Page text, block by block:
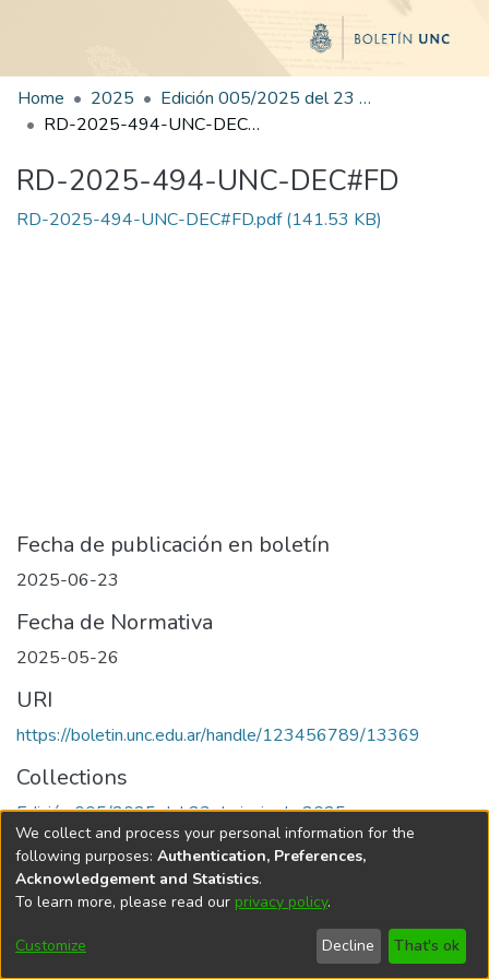
Home 2025
Edición 005/2025 del 23 de junio de 2025
RD-2025-494-UNC-DEC#FD
RD-2025-494-UNC-DEC#FD
RD-2025-494-UNC-DEC#FD.pdf(141.53 KB)
Fecha de publicación en boletín
2025-06-23
Fecha de Normativa
2025-05-26
URI
https://boletin.unc.edu.ar/handle/123456789/13369
Collections
Edición 005/2025 del 23 de junio de 2025
Universidad Nacional de Córdoba
We collect and process your personal information for the
following purposes: Authentication, Preferences,
Acknowledgement and Statistics.
To learn more, please read our privacy policy.
Customize Decline That's ok